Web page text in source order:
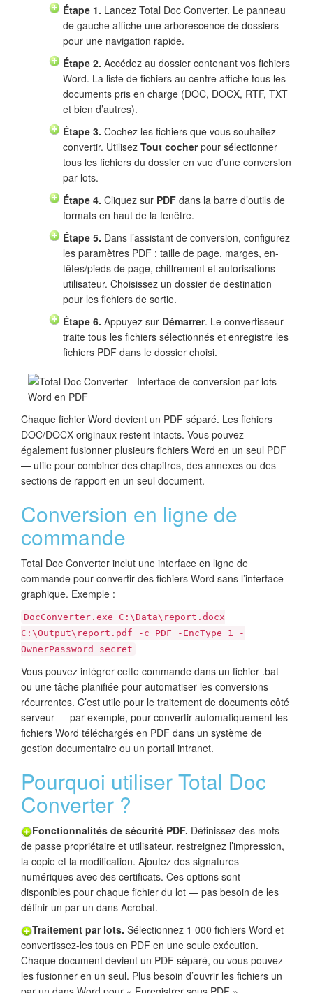
Étape 1. Lancez Total Doc Converter. Le panneau
de gauche affiche une arborescence de dossiers
pour une navigation rapide.
Étape 2. Accédez au dossier contenant vos fichiers
Word. La liste de fichiers au centre affiche tous les
documents pris en charge (DOC, DOCX, RTF, TXT
et bien d’autres).
Étape 3. Cochez les fichiers que vous souhaitez
convertir. Utilisez Tout cocherpour sélectionner
tous les fichiers du dossier en vue d’une conversion
par lots.
Étape 4. Cliquez sur PDF dans la barre d’outils de
formats en haut de la fenêtre.
Étape 5. Dans l’assistant de conversion, configurez
les paramètres PDF : taille de page, marges, en-
têtes/pieds de page, chiffrement et autorisations
utilisateur. Choisissez un dossier de destination
pour les fichiers de sortie.
Étape 6. Appuyez sur Démarrer. Le convertisseur
traite tous les fichiers sélectionnés et enregistre les
fichiers PDF dans le dossier choisi.
Chaque fichier Word devient un PDF séparé. Les fichiers
DOC/DOCX originaux restent intacts. Vous pouvez
également fusionner plusieurs fichiers Word en un seul PDF
— utile pour combiner des chapitres, des annexes ou des
sections de rapport en un seul document.
Conversion en ligne de
commande
Total Doc Converter inclut une interface en ligne de
commande pour convertir des fichiers Word sans l’interface
graphique. Exemple :
DocConverter.exe C:\Data\report.docx
C:\Output\report.pdf -c PDF -EncType 1 -
OwnerPassword secret
Vous pouvez intégrer cette commande dans un fichier .bat
ou une tâche planifiée pour automatiser les conversions
récurrentes. C’est utile pour le traitement de documents côté
serveur — par exemple, pour convertir automatiquement les
fichiers Word téléchargés en PDF dans un système de
gestion documentaire ou un portail intranet.
Pourquoi utiliser Total Doc
Converter ?
Fonctionnalités de sécurité PDF. Définissez des mots
de passe propriétaire et utilisateur, restreignez l’impression,
la copie et la modification. Ajoutez des signatures
numériques avec des certificats. Ces options sont
disponibles pour chaque fichier du lot — pas besoin de les
définir un par un dans Acrobat.
Traitement par lots. Sélectionnez 1 000 fichiers Word et
convertissez-les tous en PDF en une seule exécution.
Chaque document devient un PDF séparé, ou vous pouvez
les fusionner en un seul. Plus besoin d’ouvrir les fichiers un